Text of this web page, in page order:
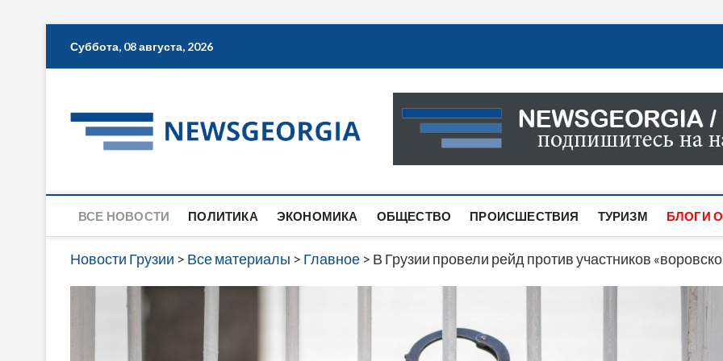
Суббота, 08 августа, 2026
Новости Грузии
САМАЯ АКТУАЛЬНАЯ ИНФОРМАЦИЯ О СОБЫТИЯХ
САЙТЕ ВЫ НАЙДЕТЕ НОВОСТИ ПОЛИТИКИ,
ВСЕ НОВОСТИ ПОЛИТИКА ЭКОНОМИКА ОБЩЕСТВО ПРОИСШЕСТВИЯ ТУРИЗМ БЛОГИ
Новости Грузии > Все материалы > Главное > В Грузии провели рейд против участников